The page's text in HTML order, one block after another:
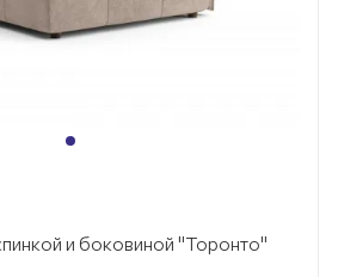
и боковиной "Торонто"